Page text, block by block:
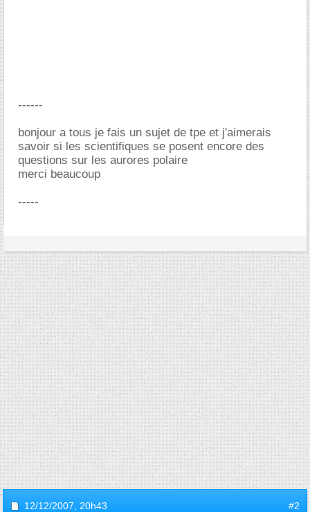
------
bonjour a tous je fais un sujet de tpe et j'aimerais
savoir si les scientifiques se posent encore des
questions sur les aurores polaire
merci beaucoup
-----
12/12/2007, 20h43 #2